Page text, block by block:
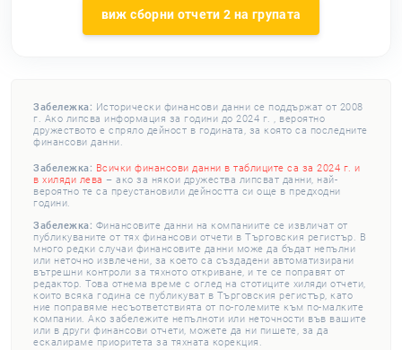
виж сборни отчети 2 на групата
Забележка: Исторически финансови данни се поддържат от 2008
г. Ако липсва информация за години до 2024 г. , вероятно
дружеството е спряло дейност в годината, за която са последните
финансови данни.
Забележка: Всички финансови данни в таблиците са за 2024 г. и
в хиляди лева – ако за някои дружества липсват данни, най-
вероятно те са преустановили дейността си още в предходни
години.
Забележка: Финансовите данни на компаниите се извличат от
публикуваните от тях финансови отчети в Търговския регистър. В
много редки случаи финансовите данни може да бъдат непълни
или неточно извлечени, за което са създадени автоматизирани
вътрешни контроли за тяхното откриване, и те се поправят от
редактор. Това отнема време с оглед на стотиците хиляди отчети,
които всяка година се публикуват в Търговския регистър, като
ние поправяме несъответствията от по-големите към по-малките
компании. Ако забележите непълноти или неточности във вашите
или в други финансови отчети, можете да ни пишете, за да
ескалираме приоритета за тяхната корекция.